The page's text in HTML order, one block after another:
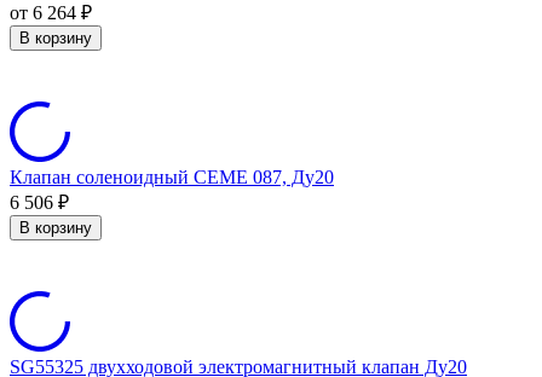
от 6 264 ₽
В корзину
Клапан соленоидный CEME 087, Ду20
6 506 ₽
В корзину
SG55325 двухходовой электромагнитный клапан Ду20